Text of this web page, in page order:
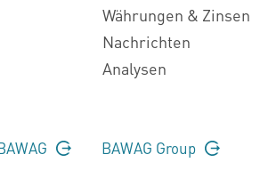
Währungen & Zinsen
Nachrichten
Analysen
BAWAG Group